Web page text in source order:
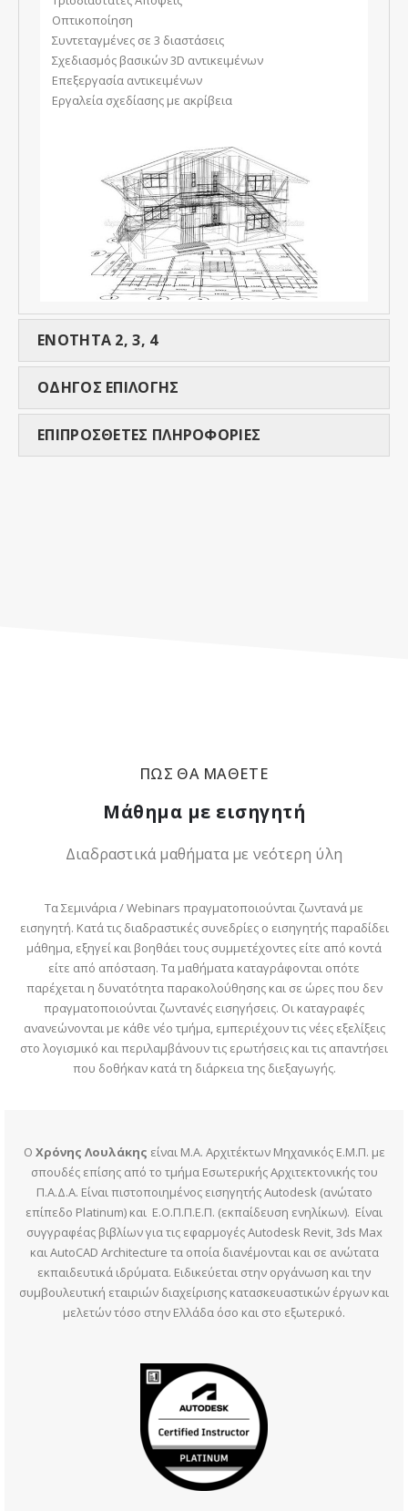
Οπτικοποίηση
Συντεταγμένες σε 3 διαστάσεις
Σχεδιασμός βασικών 3D αντικειμένων
Επεξεργασία αντικειμένων
Εργαλεία σχεδίασης με ακρίβεια
ENOTHTA 2, 3, 4
ΟΔΗΓΟΣ ΕΠΙΛΟΓΗΣ
ΕΠΙΠΡΟΣΘΕΤΕΣ ΠΛΗΡΟΦΟΡΙΕΣ
ΠΩΣ ΘΑ ΜΑΘΕΤΕ
Μάθημα με εισηγητή
Διαδραστικά μαθήματα με νεότερη ύλη
Τα Σεμινάρια / Webinars πραγματοποιούνται ζωντανά με
εισηγητή. Κατά τις διαδραστικές συνεδρίες ο εισηγητής παραδίδει
μάθημα, εξηγεί και βοηθάει τους συμμετέχοντες είτε από κοντά
είτε από απόσταση. Τα μαθήματα καταγράφονται οπότε
παρέχεται η δυνατότητα παρακολούθησης και σε ώρες που δεν
πραγματοποιούνται ζωντανές εισηγήσεις. Οι καταγραφές
ανανεώνονται με κάθε νέο τμήμα, εμπεριέχουν τις νέες εξελίξεις
στο λογισμικό και περιλαμβάνουν τις ερωτήσεις και τις απαντήσει
που δοθήκαν κατά τη διάρκεια της διεξαγωγής.
Ο Χρόνης Λουλάκης είναι M.A. Αρχιτέκτων Μηχανικός Ε.Μ.Π. με
σπουδές επίσης από το τμήμα Εσωτερικής Αρχιτεκτονικής του
Π.Α.Δ.Α. Είναι πιστοποιημένος εισηγητής Autodesk (ανώτατο
επίπεδο Platinum) και Ε.Ο.Π.Π.Ε.Π. (εκπαίδευση ενηλίκων). Είναι
συγγραφέας βιβλίων για τις εφαρμογές Autodesk Revit, 3ds Μax
και AutoCAD Architecture τα οποία διανέμονται και σε ανώτατα
εκπαιδευτικά ιδρύματα. Ειδικεύεται στην οργάνωση και την
συμβουλευτική εταιριών διαχείρισης κατασκευαστικών έργων και
μελετών τόσο στην Ελλάδα όσο και στο εξωτερικό.